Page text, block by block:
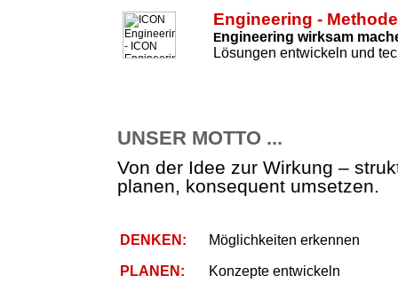
Engineering -
Engineering wirksam
Lösungen entwickeln und
UNSER MOTTO ...
Von der Idee zur Wirkung –
planen, konsequent umsetzen.
DENKEN: Möglichkeiten erkennen
PLANEN: Konzepte entwickeln